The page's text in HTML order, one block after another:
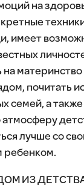
на
имеет
материнство
почитать
семей, а также
лучше со
ребенком.
ИЗ